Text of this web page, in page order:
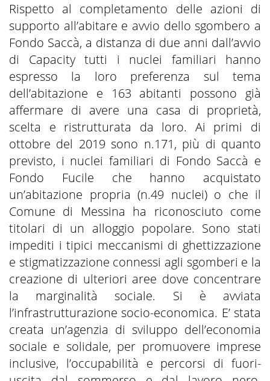
Rispetto al completamento delle azioni di
supporto all’abitare e avvio dello sgombero a
Fondo Saccà, a distanza di due anni dall’avvio
di Capacity tutti i nuclei familiari hanno
espresso la loro preferenza sul tema
dell’abitazione e 163 abitanti possono già
affermare di avere una casa di proprietà,
scelta e ristrutturata da loro. Ai primi di
ottobre del 2019 sono n.171, più di quanto
previsto, i nuclei familiari di Fondo Saccà e
Fondo Fucile che hanno acquistato
un’abitazione propria (n.49 nuclei) o che il
Comune di Messina ha riconosciuto come
titolari di un alloggio popolare. Sono stati
impediti i tipici meccanismi di ghettizzazione
e stigmatizzazione connessi agli sgomberi e la
creazione di ulteriori aree dove concentrare
la marginalità sociale. Si è avviata
l’infrastrutturazione socio-economica. E’ stata
creata un’agenzia di sviluppo dell’economia
sociale e solidale, per promuovere imprese
inclusive, l’occupabilità e percorsi di fuori-